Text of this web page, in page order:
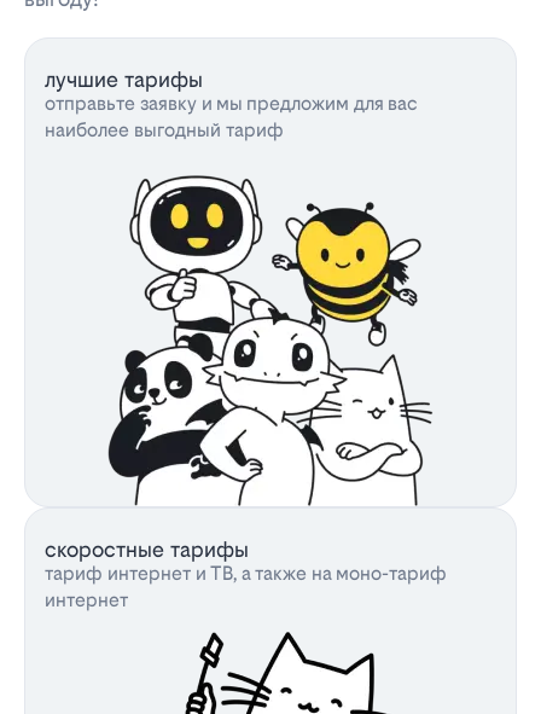
лучшие тарифы
отправьте заявку и мы предложим для вас
наиболее выгодный тариф
скоростные тарифы
тариф интернет и ТВ, а также на моно-тариф
интернет